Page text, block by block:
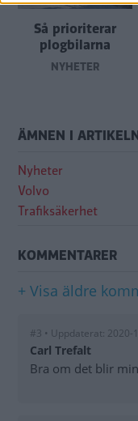
Så prioriterar
plogbilarna
NYHETER
ÄMNEN I
Nyheter
Volvo
Trafiksäkerhet
KOMMENTARER
+ Visa äldre
#3 • Uppdaterat: 2020-
Carl Trefalt
Bra om det blir